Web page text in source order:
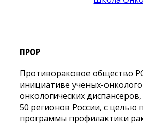
ПРОР
Противораковое общество
инициативе ученых-
онкологических
50 регионов России, с целью
программы профилактики